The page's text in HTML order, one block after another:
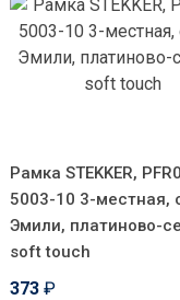
Рамка STEKKER,
5003-10 3-местная,
Эмили, платиново-
soft touch
373 ₽